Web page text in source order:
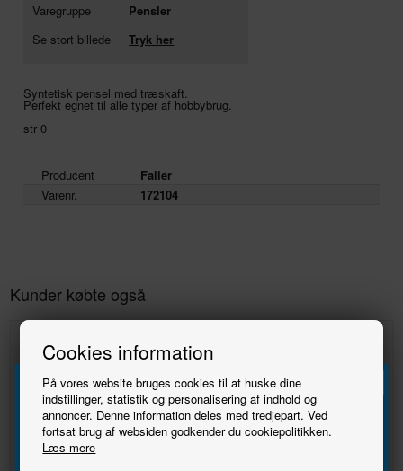
Cookies information
På vores website bruges cookies til at huske dine
indstillinger, statistik og personalisering af indhold og
annoncer. Denne information deles med tredjepart. Ved
fortsat brug af websiden godkender du cookiepolitikken.
Læs mere
Varegruppe
Pensler
Se stort billede
Tryk her
Syntetisk pensel med træskaft.
Perfekt egnet til alle typer af hobbybrug.
str 0
Producent
Faller
Varenr.
172104
Kunder købte også
Tilmeld